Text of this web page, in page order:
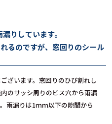
りしています。
るのですが、窓回りのシール
ざいます。窓回りのひび割れし
のサッシ周りのビス穴から雨漏
雨漏りは1ｍｍ以下の隙間から